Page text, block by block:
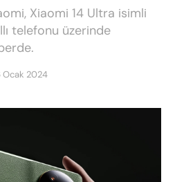
Xiaomi 14 Ultra isimli
telefonu üzerinde
Ocak 2024